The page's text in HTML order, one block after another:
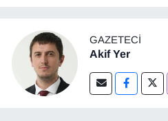
GAZETECI
Akif Yer